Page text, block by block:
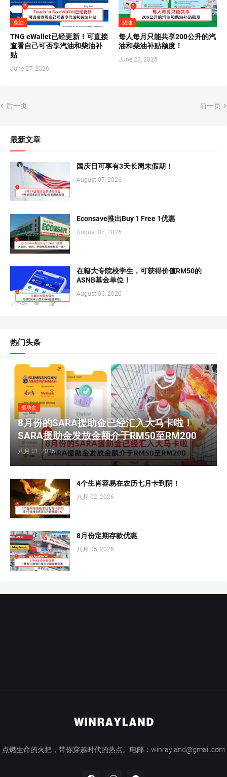
柴油
TNG eWallet已经更新！可直接
查看自己可否享汽油和柴油补
贴
June 27, 2026
柴油
每人每月只能共享200公升的汽
油和柴油补贴额度！
June 22, 2026
后一页 前一页
最新文章
国庆日可享有3天长周末假期！
August 07, 2026
Econsave推出Buy 1 Free 1优惠
August 07, 2026
在籍大专院校学生，可获得价值RM50的
ASNB基金单位！
August 06, 2026
热门头条
援助金
8月份的SARA援助金已经汇入大马卡啦！
SARA援助金发放金额介于RM50至RM200
八月 01, 2026
4个生肖容易在农历七月卡到阴！
八月 02, 2026
8月份定期存款优惠
八月 05, 2026
点燃生命的火把，带你穿越时代的热点。电邮：winrayland@gmail.com